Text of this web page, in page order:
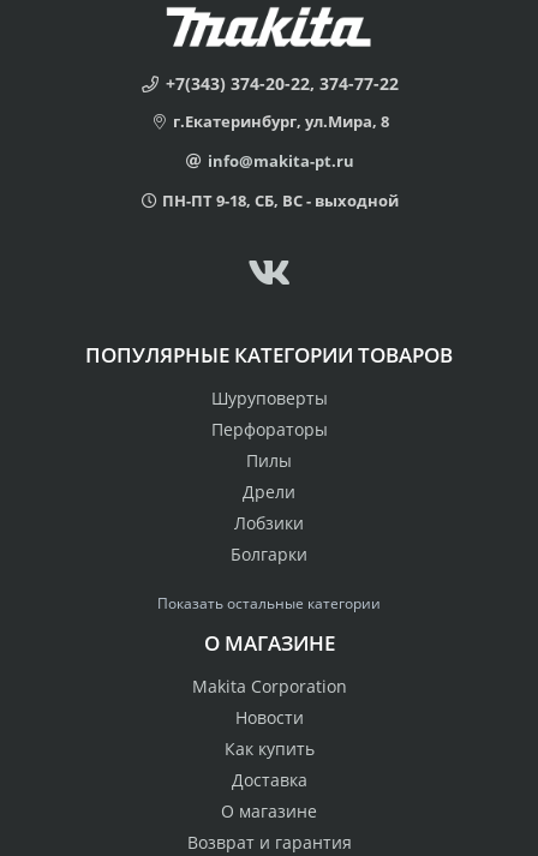
+7(343) 374-20-22, 374-77-22
г.Екатеринбург, ул.Мира, 8
info@makita-pt.ru
ПН-ПТ 9-18, СБ, ВС - выходной
ПОПУЛЯРНЫЕ КАТЕГОРИИ ТОВАРОВ
Шуруповерты
Перфораторы
Пилы
Дрели
Лобзики
Болгарки
Показать остальные категории
О МАГАЗИНЕ
Makita Corporation
Новости
Как купить
Доставка
О магазине
Возврат и гарантия